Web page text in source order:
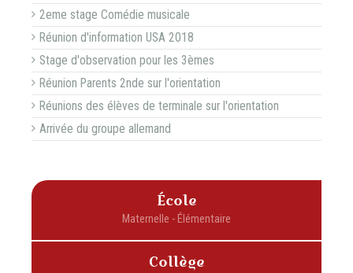
2eme stage Comédie musicale
Réunion d'information USA 2018
Stage d'observation pour les 3èmes
Réunion Parents 2nde sur l'orientation
Réunions des élèves de terminale sur l'orientation
Arrivée du groupe allemand
École
Collège